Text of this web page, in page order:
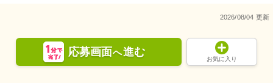
2026/08/04 更新
応募画面へ進む
お気に入り